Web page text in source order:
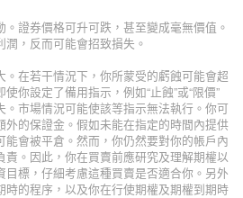
證券價格可升可跌，甚至變成毫無價值。
，反而可能會招致損失。
。在若干情況下，你所蒙受的虧蝕可能會超
你設定了備用指示，例如“止蝕”或“限價”
市場情況可能使該等指示無法執行。你可
外的保證金。假如未能在指定的時間內提供
能會被平倉。然而，你仍然要對你的帳戶內
。因此，你在買賣前應研究及理解期權以
目標，仔細考慮這種買賣是否適合你。另外
的程序，以及你在行使期權及期權到期時